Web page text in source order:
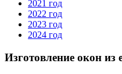
2021 год
2022 год
2023 год
2024 год
Изготовление окон из